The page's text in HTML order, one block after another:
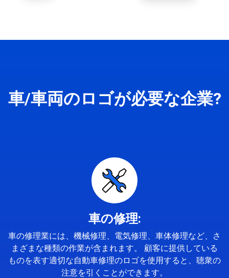
車/車両のロゴが必要な企業?
車の修理:
車の修理業には、機械修理、電気修理、車体修理など、さ
まざまな種類の作業が含まれます。 顧客に提供している
ものを表す適切な自動車修理のロゴを使用すると、聴衆の
注意を引くことができます。